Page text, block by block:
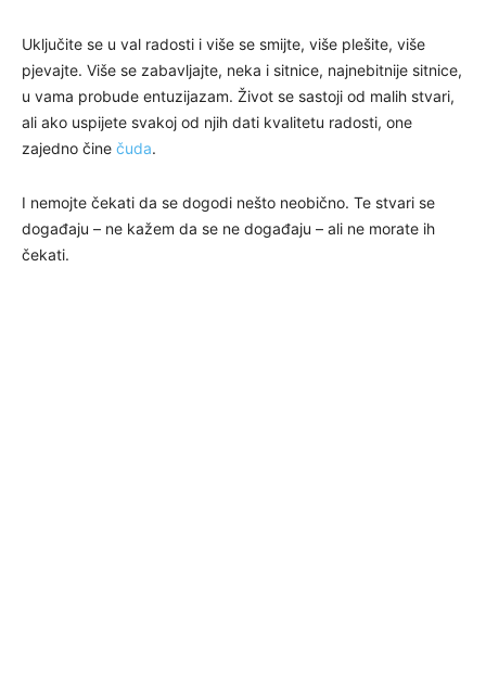
Uključite se u val radosti i više se smijte, više plešite, više
pjevajte. Više se zabavljajte, neka i sitnice, najnebitnije sitnice,
u vama probude entuzijazam. Život se sastoji od malih stvari,
ali ako uspijete svakoj od njih dati kvalitetu radosti, one
zajedno čine čuda.
I nemojte čekati da se dogodi nešto neobično. Te stvari se
događaju – ne kažem da se ne događaju – ali ne morate ih
čekati.